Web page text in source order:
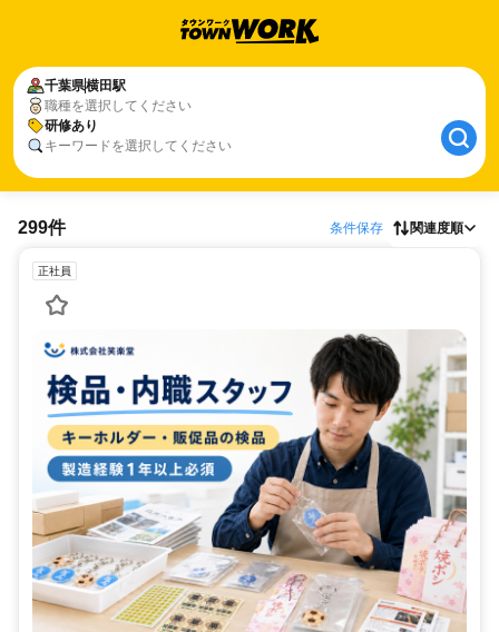
千葉県横田駅
職種を選択してください
研修あり
キーワードを選択してください
299件 条件保存 関連度順
正社員